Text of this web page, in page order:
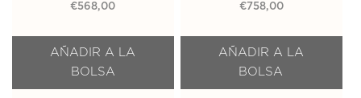
€568,00
AÑADIR A LA
BOLSA
€758,00
AÑADIR A LA
BOLSA